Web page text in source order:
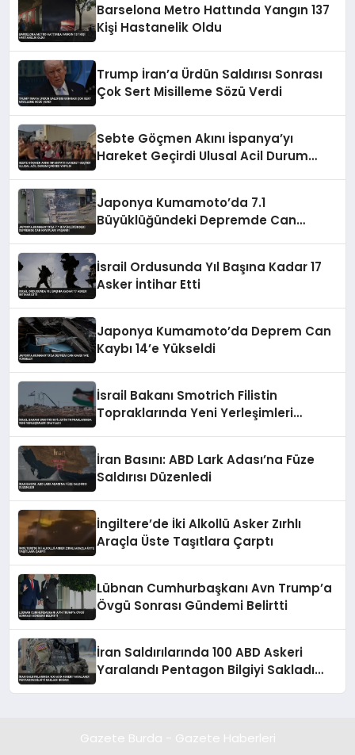
Barselona Metro Hattında Yangın 137
Kişi Hastanelik Oldu
Trump İran’a Ürdün Saldırısı Sonrası
Çok Sert Misilleme Sözü Verdi
Sebte Göçmen Akını İspanya’yı
Hareket Geçirdi Ulusal Acil Durum
Japonya Kumamoto’da 7.1
Büyüklüğündeki Depremde Can
İsrail Ordusunda Yıl Başına Kadar 17
Asker İntihar Etti
Japonya Kumamoto’da Deprem Can
Kaybı 14’e Yükseldi
İsrail Bakanı Smotrich Filistin
Topraklarında Yeni Yerleşimleri
İran Basını: ABD Lark Adası’na Füze
Saldırısı Düzenledi
İngiltere’de İki Alkollü Asker Zırhlı
Araçla Üste Taşıtlara Çarptı
Lübnan Cumhurbaşkanı Avn Trump’a
Övgü Sonrası Gündemi Belirtti
İran Saldırılarında 100 ABD Askeri
Yaralandı Pentagon Bilgiyi Sakladı
Gazete Burda - Gazete Haberleri